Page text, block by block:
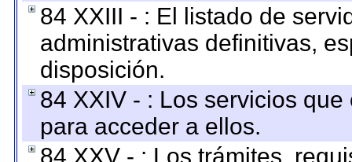
84 XXIII - : El listado de
administrativas definitivas,
disposición.
84 XXIV - : Los servicios
para acceder a ellos.
84 XXV - : Los trámites,